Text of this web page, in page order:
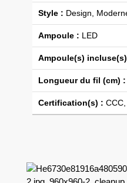
Style : Design,
Ampoule : LED
Ampoule(s)
Longueur du fil (cm) :
Certification(s) :